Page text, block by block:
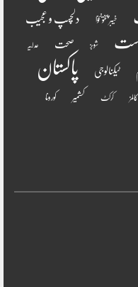
خیبر پختونخوا دلچسپ و عجیب
شوبز صحت عدلیہ
ٹیکنالوجی پاکستان
کالمز کرکٹ کشمیر کورونا